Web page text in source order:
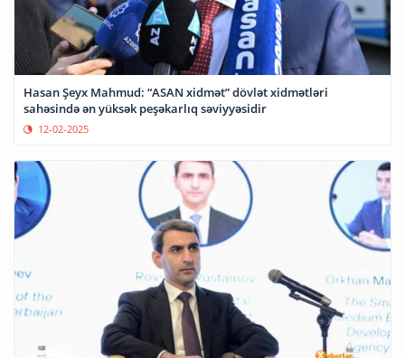
Hasan Şeyx Mahmud: “ASAN xidmət” dövlət xidmətləri
sahəsində ən yüksək peşəkarlıq səviyyəsidir
12-02-2025